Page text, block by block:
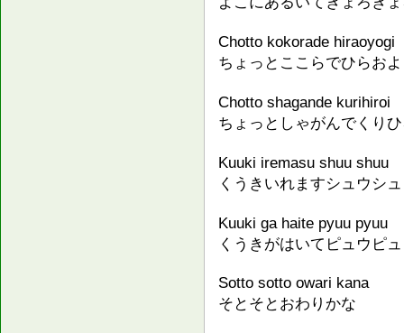
Chotto kokorade hiraoyogi
ちょっとここらでひらお
Chotto shagande kurihiroi
ちょっとしゃがんでくり
Kuuki iremasu shuu shuu
くうきいれますシュウシ
Kuuki ga haite pyuu pyuu
くうきがはいてピュウピ
Sotto sotto owari kana
そとそとおわりかな